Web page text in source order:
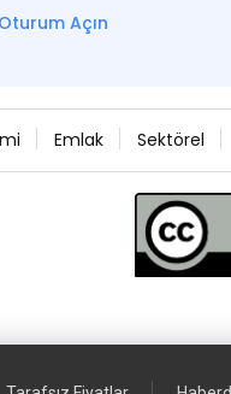
Oturum Açın
Emlak Sektörel